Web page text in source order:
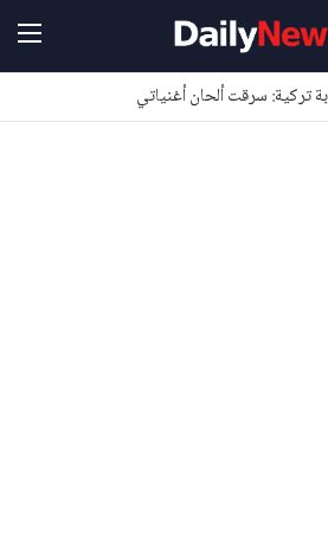
تركية: سرقت ألحان أغنياتي